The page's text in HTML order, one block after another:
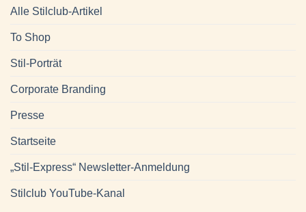
Alle Stilclub-Artikel
To Shop
Stil-Porträt
Corporate Branding
Presse
Startseite
„Stil-Express“ Newsletter-Anmeldung
Stilclub YouTube-Kanal